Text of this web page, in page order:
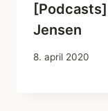
Jensen
8. april 2020